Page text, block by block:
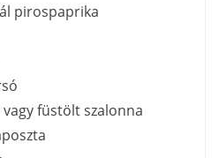
pirospaprika
füstölt szalonna